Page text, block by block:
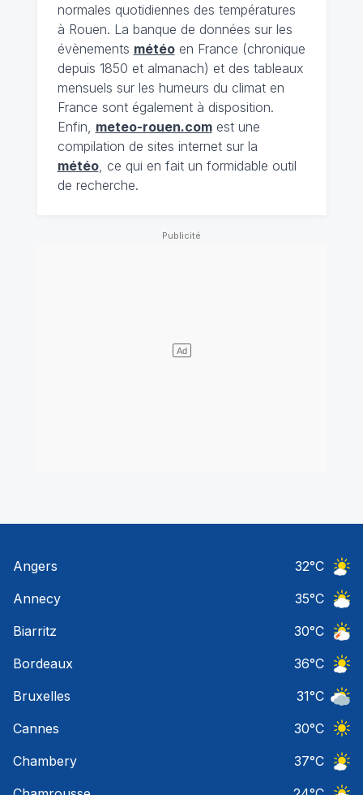
normales quotidiennes des températures
à Rouen. La banque de données sur les
évènements météoen France (chronique
depuis 1850 et almanach) et des tableaux
mensuels sur les humeurs du climat en
France sont également à disposition.
Enfin, meteo-rouen.comest une
compilation de sites internet sur la
météo, ce qui en fait un formidable outil
de recherche.
Angers 32°C
Annecy
35°C
Biarritz
30°C
Bordeaux
36°C
Bruxelles
31°C
Cannes
30°C
Chambery
37°C